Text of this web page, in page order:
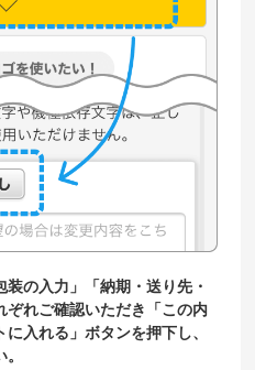
装の入力」「納期・送り先・
ぞれご確認いただき「この内
入れる」ボタンを押下し、